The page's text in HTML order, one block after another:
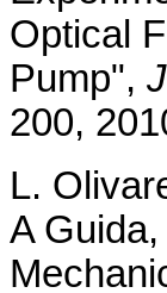
Optical
Pump",
200,
L.
A